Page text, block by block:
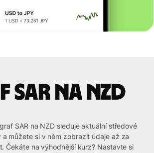
na NZD
SAR na NZD sleduje aktuální středové
a můžete si v něm zobrazit údaje až za
Čekáte na výhodnější kurz? Nastavte si